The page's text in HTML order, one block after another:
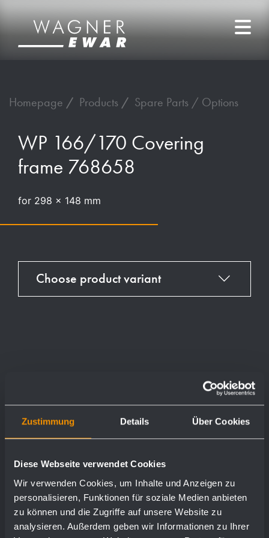
Zustimmung Details Über Cookies
Diese Webseite verwendet Cookies
Wir verwenden Cookies, um Inhalte und Anzeigen zu
personalisieren, Funktionen für soziale Medien anbieten
zu können und die Zugriffe auf unsere Website zu
analysieren. Außerdem geben wir Informationen zu Ihrer
Homepage Products Spare Parts / Options
WP 166/170 Covering
frame 768658
for 298 x 148 mm
Choose product variant